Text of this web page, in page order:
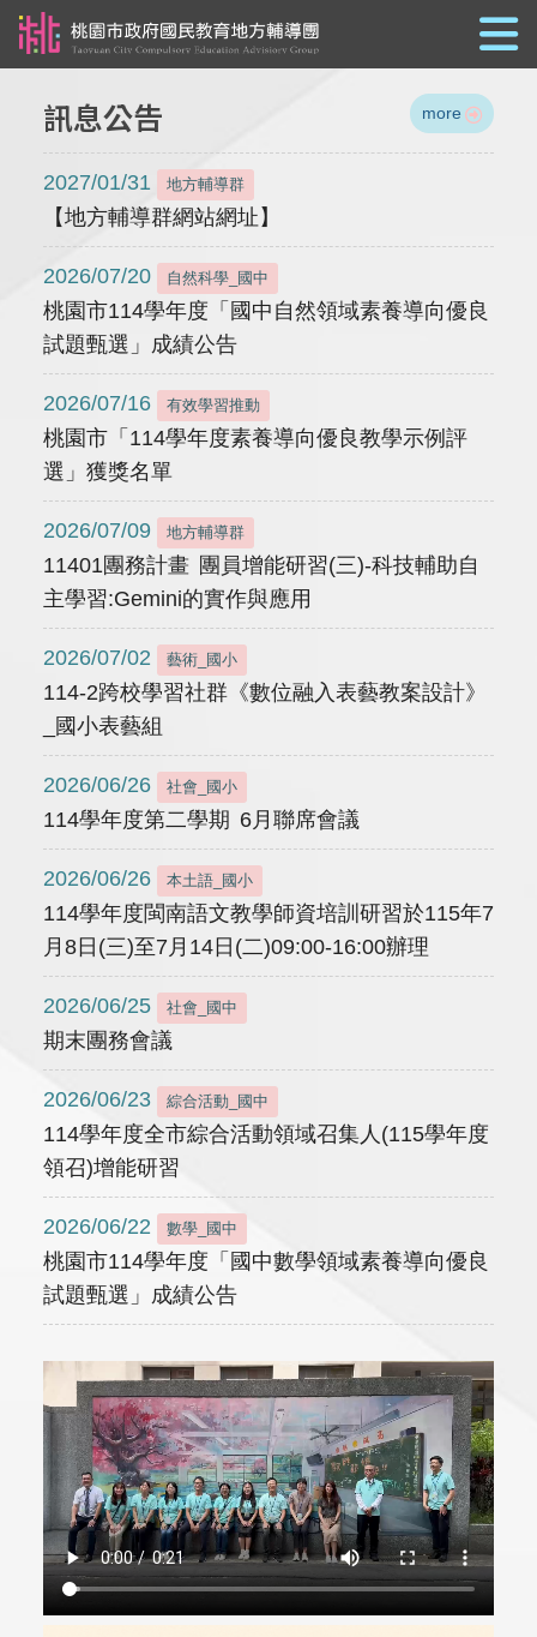
訊息公告 more
2027/01/31 地方輔導群
【地方輔導群網站網址】
2026/07/20 自然科學_國中
桃園市114學年度「國中自然領域素養導向優良
試題甄選」成績公告
2026/07/16 有效學習推動
桃園市「114學年度素養導向優良教學示例評
選」獲獎名單
2026/07/09 地方輔導群
11401團務計畫 團員增能研習(三)-科技輔助自
主學習:Gemini的實作與應用
2026/07/02 藝術_國小
114-2跨校學習社群《數位融入表藝教案設計》
_國小表藝組
2026/06/26 社會_國小
114學年度第二學期 6月聯席會議
2026/06/26 本土語_國小
114學年度閩南語文教學師資培訓研習於115年7
月8日(三)至7月14日(二)09:00-16:00辦理
2026/06/25 社會_國中
期末團務會議
2026/06/23 綜合活動_國中
114學年度全市綜合活動領域召集人(115學年度
領召)增能研習
2026/06/22 數學_國中
桃園市114學年度「國中數學領域素養導向優良
試題甄選」成績公告